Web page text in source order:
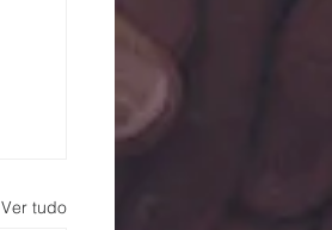
Ver tudo